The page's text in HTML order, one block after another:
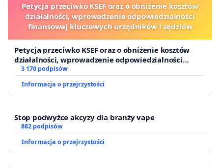
Petycja przeciwko KSEF oraz o obniżenie kosztów
działalności, wprowadzenie odpowiedzialności
finansowej kluczowych urzędników i sędziów
Petycja przeciwko KSEF oraz o obniżenie kosztów
działalności, wprowadzenie odpowiedzialności
finansowej kluczowych urzędników i sędziów
3 170 podpisów
Informacja o przejrzystości
Stop podwyżce akcyzy dla branży vape
882 podpisów
Informacja o przejrzystości